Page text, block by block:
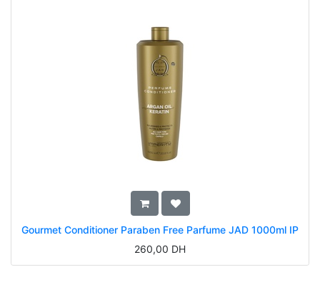
Gourmet Conditioner Paraben Free Parfume JAD 1000ml IP
260,00 DH